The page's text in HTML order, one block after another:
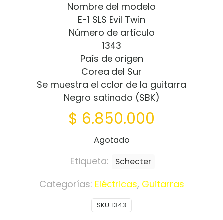
Nombre del modelo
E-1 SLS Evil Twin
Número de artículo
1343
País de origen
Corea del Sur
Se muestra el color de la guitarra
Negro satinado (SBK)
$ 6.850.000
Agotado
SKU: 1343
Categorías: Eléctricas, Guitarras
Etiqueta: Schecter